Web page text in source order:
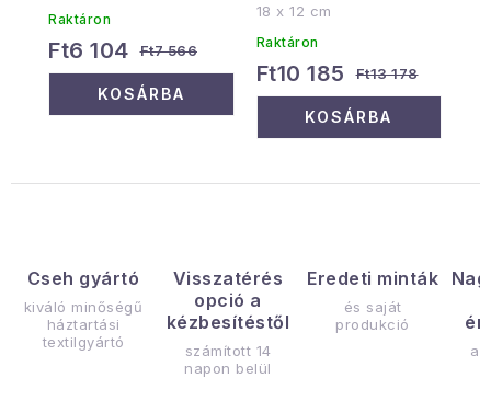
Cseh gyártó
kiváló minőségű
háztartási
textilgyártó
Visszatérés
opció a
kézbesítéstől
számított 14
napon belül
Eredeti minták
és saját
produkció
Raktáron
Ft6 104 Ft7 566
KOSÁRBA
18 x 12 cm
Raktáron
Ft10 185 Ft13 178
KOSÁRBA